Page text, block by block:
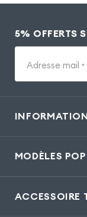
5% OFFERTS
Adresse mail *
MODÈLES
ACCESSOIRE